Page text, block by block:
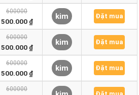
600000
500.000 ₫
kim Đặt mua
600000
500.000 ₫
kim Đặt mua
600000
500.000 ₫
kim Đặt mua
600000